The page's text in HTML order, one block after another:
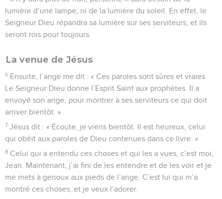
lumière d’une lampe, ni de la lumière du soleil. En effet, le
Seigneur Dieu répandra sa lumière sur ses serviteurs, et ils
seront rois pour toujours.
La venue de Jésus
6 Ensuite, l’ange me dit : « Ces paroles sont sûres et vraies.
Le Seigneur Dieu donne l’Esprit Saint aux prophètes. Il a
envoyé son ange, pour montrer à ses serviteurs ce qui doit
arriver bientôt. »
7 Jésus dit : « Écoute, je viens bientôt. Il est heureux, celui
qui obéit aux paroles de Dieu contenues dans ce livre. »
8 Celui qui a entendu ces choses et qui les a vues, c’est moi,
Jean. Maintenant, j’ai fini de les entendre et de les voir et je
me mets à genoux aux pieds de l’ange. C’est lui qui m’a
montré ces choses, et je veux l’adorer.